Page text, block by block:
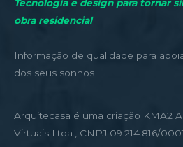
Tecnologia e design para tornar
obra residencial
Informação de qualidade para
dos seus sonhos
Arquitecasa é uma criação KMA2
Virtuais Ltda., CNPJ 09.214.816/